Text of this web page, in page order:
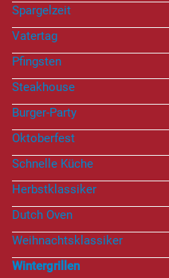
Spargelzeit
Vatertag
Pfingsten
Steakhouse
Burger-Party
Oktoberfest
Schnelle Küche
Herbstklassiker
Dutch Oven
Weihnachtsklassiker
Wintergrillen